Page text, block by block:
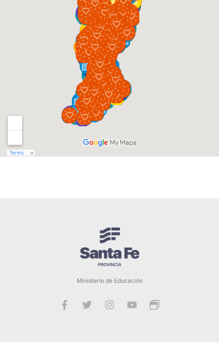
Ministerio de Educación